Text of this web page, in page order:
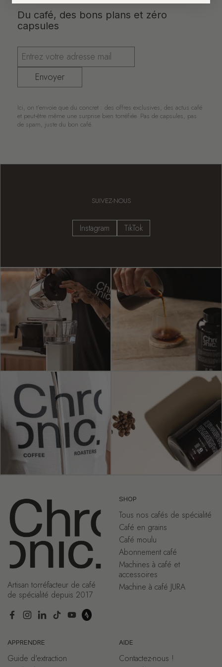
Du café, des bons plans et zéro
capsules
Envoyer
Ici, on t’envoie que du concret : des offres exclusives, des actus café
et peut-être même une surprise bien torréfiée. Pas de capsules, pas
de spam, juste du bon café.
SUIVEZ-NOUS
Instagram TikTok
Artisan torréfacteur de café
de spécialité depuis 2017
Facebook
Instagram
LinkedIn
TikTokYouTube
SHOP
Tous nos cafés de spécialité
Café en grains
Café moulu
Abonnement café
Machines à café et
accessoires
Machine à café JURA
APPRENDRE
Guide d'extraction
AIDE
Contactez-nous !